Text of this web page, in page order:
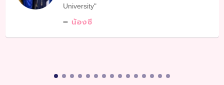
University
น้องซี